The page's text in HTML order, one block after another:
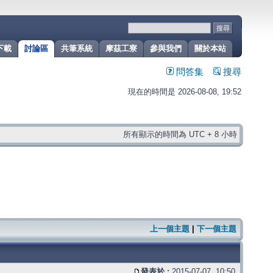
關於本站
參與我們
摩茲工寮
共筆系統
討論區
載
問答集 搜尋
現在的時間是 2026-08-08, 19:52
所有顯示的時間為 UTC + 8 小時
上一個主題 下一個主題